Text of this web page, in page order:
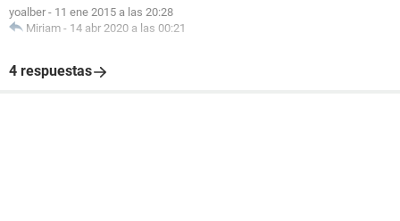
yoalber - 11 ene 2015 a las 20:28
Miriam - 14 abr 2020 a las 00:21
4 respuestas